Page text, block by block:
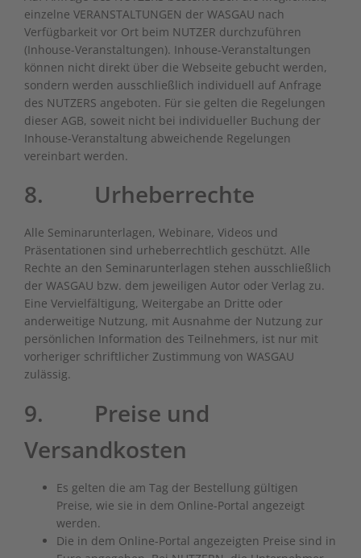
einzelne VERANSTALTUNGEN der WASGAU nach
Verfügbarkeit vor Ort beim NUTZER durchzuführen
(Inhouse-Veranstaltungen). Inhouse-Veranstaltungen
können nicht direkt über die Webseite gebucht werden,
sondern werden ausschließlich individuell auf Anfrage
des NUTZERS angeboten. Für sie gelten die Regelungen
dieser AGB, soweit nicht bei individueller Buchung der
Inhouse-Veranstaltung abweichende Regelungen
vereinbart werden.
8. Urheberrechte
Alle Seminarunterlagen, Webinare, Videos und
Präsentationen sind urheberrechtlich geschützt. Alle
Rechte an den Seminarunterlagen stehen ausschließlich
der WASGAU bzw. dem jeweiligen Autor oder Verlag zu.
Eine Vervielfältigung, Weitergabe an Dritte oder
anderweitige Nutzung, mit Ausnahme der Nutzung zur
persönlichen Information des Teilnehmers, ist nur mit
vorheriger schriftlicher Zustimmung von WASGAU
zulässig.
9. Preise und
Versandkosten
Es gelten die am Tag der Bestellung gültigen
Preise, wie sie in dem Online-Portal angezeigt
werden.
Die in dem Online-Portal angezeigten Preise sind in